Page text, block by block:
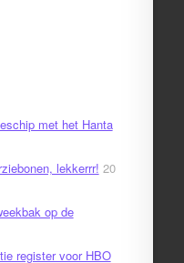
met het Hanta
lekkerrr! 20
op de
register voor HBO